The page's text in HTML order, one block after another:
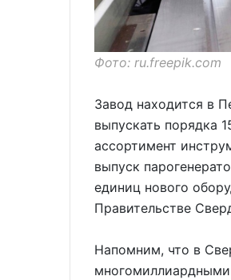
Фото: ru.freepik.com
Завод находится в
выпускать порядка
ассортимент
выпуск
единиц нового
Правительстве
Напомним, что в